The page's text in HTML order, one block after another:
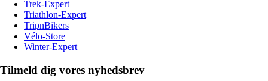
Trek-Expert
Triathlon-Expert
TripnBikers
Vélo-Store
Winter-Expert
Tilmeld dig vores nyhedsbrev